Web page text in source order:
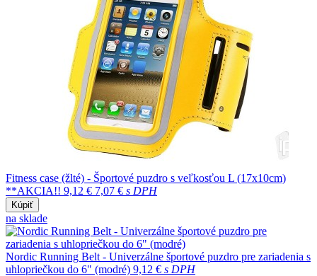
Fitness case (žlté) - Športové puzdro s veľkosťou L (17x10cm)
**AKCIA!! 9,12 € 7,07 € s DPH
Kúpiť
na sklade
Nordic Running Belt - Univerzálne športové puzdro pre zariadenia s
uhlopriečkou do 6" (modré) 9,12 € s DPH